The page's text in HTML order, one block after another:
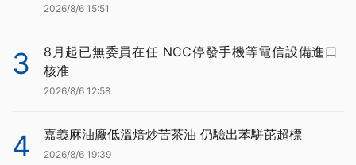
2026/8/6 15:51
3
8月起已無委員在任 NCC停發手機等電信設備進口
核准
2026/8/6 12:58
4 嘉義麻油廠低溫焙炒苦茶油 仍驗出苯駢芘超標
2026/8/6 19:39